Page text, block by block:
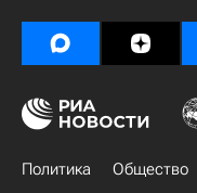
Политика Общество